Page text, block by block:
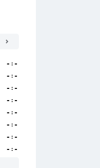
7 тур
- : -
- : -
- : -
- : -
- : -
- : -
- : -
- : -